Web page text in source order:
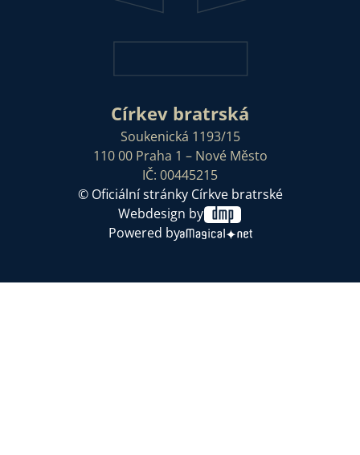
Církev bratrská
Soukenická 1193/15
110 00 Praha 1 – Nové Město
IČ: 00445215
© Oficiální stránky Církve bratrské
Webdesign by
Powered by